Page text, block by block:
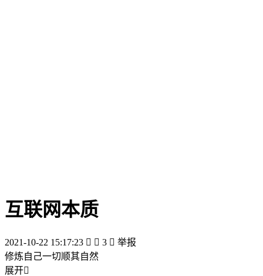
互联网本质
2021-10-22 15:17:23   3  举报
修炼自己一切顺其自然
展开